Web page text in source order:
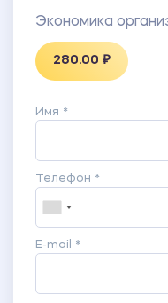
Экономика
280.00 ₽
Имя *
Телефон *
E-mail *